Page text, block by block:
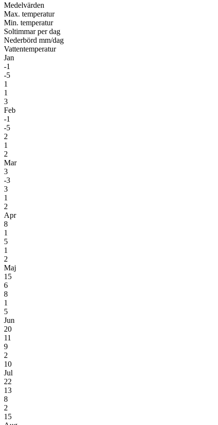
Medel­värden
Max. temperatur
Min. temperatur
Soltimmar per dag
Nederbörd mm/dag
Vatten­temperatur
Jan
-1
-5
1
1
3
Feb
-1
-5
2
1
2
Mar
3
-3
3
1
2
Apr
8
1
5
1
2
Maj
15
6
8
1
5
Jun
20
11
9
2
10
Jul
22
13
8
2
15